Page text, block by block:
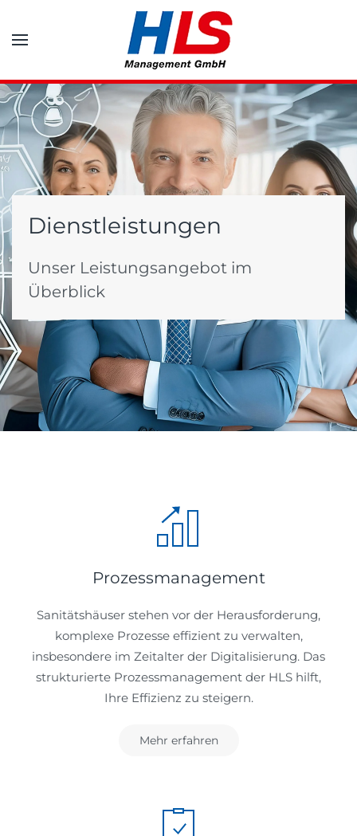
Zum Hauptinhalt springen
Dienstleistungen
Unser Leistungsangebot im
Überblick
Prozessmanagement
Sanitätshäuser stehen vor der Herausforderung,
komplexe Prozesse effizient zu verwalten,
insbesondere im Zeitalter der Digitalisierung. Das
strukturierte Prozessmanagement der HLS hilft,
Ihre Effizienz zu steigern.
Mehr erfahren